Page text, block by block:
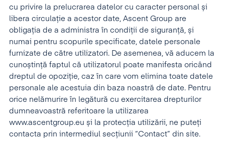
cu privire la prelucrarea datelor cu caracter personal și
libera circulație a acestor date, Ascent Group are
obligația de a administra în condiții de siguranță, și
numai pentru scopurile specificate, datele personale
furnizate de către utilizatori. De asemenea, vă aducem la
cunoștință faptul că utilizatorul poate manifesta oricând
dreptul de opoziție, caz în care vom elimina toate datele
personale ale acestuia din baza noastră de date. Pentru
orice nelămurire în legătură cu exercitarea drepturilor
dumneavoastră referitoare la utilizarea
www.ascentgroup.eu și la protecția utilizării, ne puteți
contacta prin intermediul secțiunii “Contact” din site.